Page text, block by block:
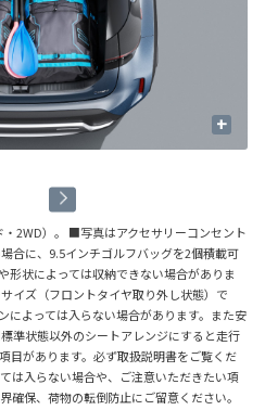
+
2WD）。 ■写真はアクセサリーコンセント
合に、9.5インチゴルフバッグを2個積載可
形状によっては収納できない場合がありま
イズ（フロントタイヤ取り外し状態）で
によっては入らない場合があります。また安
準状態以外のシートアレンジにすると走行
目があります。必ず取扱説明書をご覧くだ
は入らない場合や、ご注意いただきたい項
保、荷物の転倒防止にご留意ください。